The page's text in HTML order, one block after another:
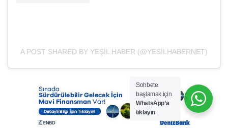
A POST SHARED BY YEŞIL HABER (@YESILHABERNET)
Sohbete
başlamak için
WhatsApp’a
tıklayın